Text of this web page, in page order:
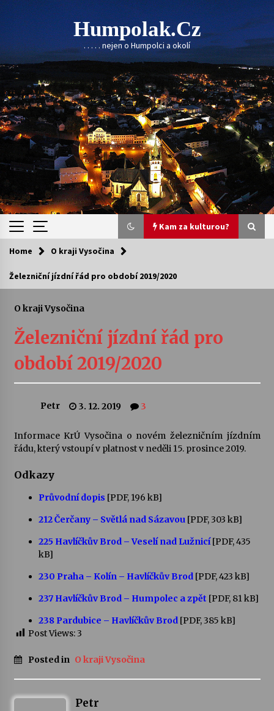
Skip
to
content
Humpolak.cz
. . . . . nejen o Humpolci a okolí
Kam za kulturou?
Kam za kulturou?
Sukuba Ensemble
Vernisáž výstavy Josefíny Duškové: Stávám se
kapkou
30. 7. 2026
Veselí muzikanti
Letní koncerty ve Stromovce: Kolchoz a
28. 7. 2026
Votavžatský ploty
17. 7. 2026
Home O kraji Vysočina
Železniční jízdní řád pro období 2019/2020
O kraji Vysočina
Železniční jízdní řád pro
období 2019/2020
Petr 3. 12. 2019 3
Informace KrÚ Vysočina o novém železničním jízdním
řádu, který vstoupí v platnost v neděli 15. prosince 2019.
Odkazy
Průvodní dopis [PDF, 196 kB]
212 Čerčany – Světlá nad Sázavou[PDF, 303 kB]
225 Havlíčkův Brod – Veselí nad Lužnicí[PDF, 435
kB]
230 Praha – Kolín – Havlíčkův Brod[PDF, 423 kB]
237 Havlíčkův Brod – Humpolec a zpět [PDF, 81 kB]
238 Pardubice – Havlíčkův Brod[PDF, 385 kB]
Post Views:3
Posted in O kraji Vysočina
Petr